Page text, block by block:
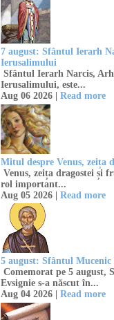
7 august: Sfântul Ierarh
Ierusalimului
Sfântul Ierarh Narcis,
Ierusalimului, este...
Aug 06 2026 | Read more
Mitul despre Venus, zeița
Venus, zeița dragostei și
rol important...
Aug 05 2026 | Read more
5 august: Sfântul Mucenic
Comemorat pe 5 august,
Evsignie s-a născut în...
Aug 04 2026 | Read more